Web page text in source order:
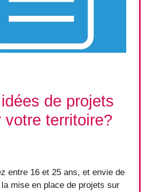
de projets
votre territoire?
entre 16 et 25 ans, et envie de
mise en place de projets sur